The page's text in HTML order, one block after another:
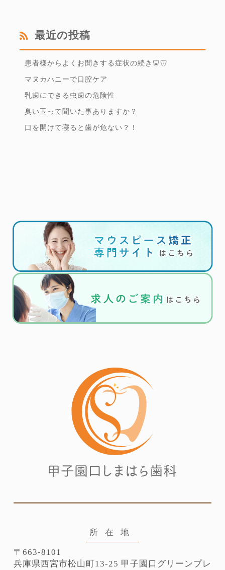
最近の投稿
患者様からよくお聞きする症状の続き🦷🦷
マヌカハニーで口腔ケア
乳歯にできる虫歯の危険性
臭い玉って聞いた事ありますか？
口を開けて寝ると歯が危ない？！
所在地
〒663-8101
兵庫県⻄宮市松山町13-25 甲子園口グリーンプレ